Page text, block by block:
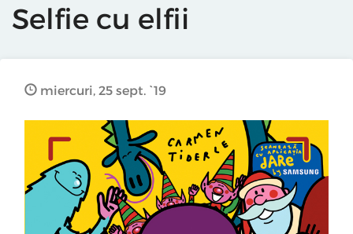
Selfie cu elfii
miercuri, 25 sept. `19